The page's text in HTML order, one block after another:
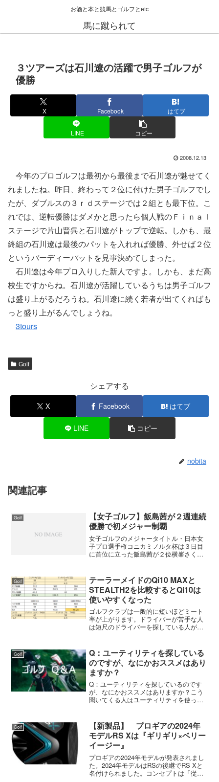
お酒と本と競馬とゴルフとetc
馬に蹴られて
３ツアーズは石川遼の活躍で男子ゴルフが
優勝
X Facebook はてブ
LINE コピー
2008.12.13
今年のプロゴルフは最初から最後まで石川遼が魅せてく
れましたね。昨日、終わって２位に付けた男子ゴルフでし
たが、ダブルスの３ｒｄステージでは２組とも最下位。こ
れでは、逆転優勝はダメかと思ったら個人戦のＦｉｎａｌ
ステージで片山晋呉と石川遼がトップで逆転。しかも、最
終組の石川遼は最後のパットを入れれば優勝、外せば２位
というバーディーパットを見事決めてしまった。
石川遼は今年プロ入りした新人ですよ。しかも、まだ高
校生ですからね。石川遼が活躍しているうちは男子ゴルフ
は盛り上がるだろうね。石川遼に続く若者が出てくればも
っと盛り上がるんでしょうね。
3tours
Golf
シェアする
X Facebook はてブ
LINE コピー
nobita
関連記事
Golf
【女子ゴルフ】飯島茜が２週連続
優勝で初メジャー制覇
女子ゴルフのメジャータイトル・日本女
子プロ選手権コニカミノルタ杯は３日目
に首位に立った飯島茜が２位横峯さくら
２人の好調ぶりがうかがえる。特に飯島
茜はショットの安定性がい...
Golf
テーラーメイドのQi10 MAXと
STEALTH2を比較するとQi10は
使いやすくなった
ゴルフクラブは一般的に短いほどミート
率が上がります。ドライバーが苦手な人
は短尺のドライバーを探している人が少
さが短いQi10とSTEALTH2のドラ...
Golf
Q：ユーティリティを探している
のですが、なにかおススメはあり
ますか？
Q：ユーティリティを探しているのです
が、なにかおススメはありますか？こう
聞いてくる人はユーティリティを使った
買い換えたいメーカーが決まっている場
合が多いです。『おすすめ...
Golf
【新製品】 プロギアの2024年
モデルRS Xは『ギリギリ×ベリー
イージー』
プロギアの2024年モデルが発表されまし
た。2024年モデルはRSの後継でRS Xと
名付けられました。コンセプトは「従来